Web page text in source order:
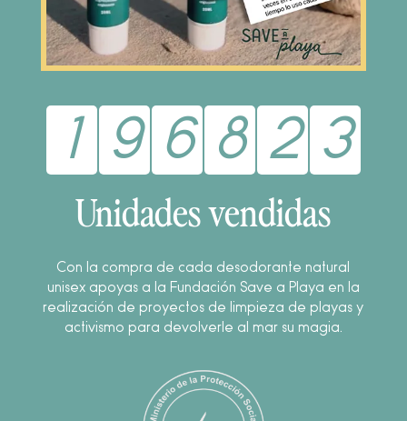
1 9 6 8 2 3
Unidades vendidas
Con la compra de cada desodorante natural
unisex apoyas a la Fundación Save a Playa en la
realización de proyectos de limpieza de playas y
activismo para devolverle al mar su magia.